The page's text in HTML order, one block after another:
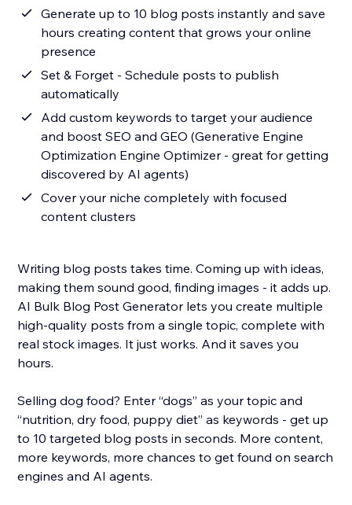
Generate up to 10 blog posts instantly and save
hours creating content that grows your online
presence
Set & Forget - Schedule posts to publish
automatically
Add custom keywords to target your audience
and boost SEO and GEO (Generative Engine
Optimization Engine Optimizer - great for getting
discovered by AI agents)
Cover your niche completely with focused
content clusters
Writing blog posts takes time. Coming up with ideas,
making them sound good, finding images - it adds up.
AI Bulk Blog Post Generator lets you create multiple
high-quality posts from a single topic, complete with
real stock images. It just works. And it saves you
hours.
Selling dog food? Enter “dogs” as your topic and
“nutrition, dry food, puppy diet” as keywords - get up
to 10 targeted blog posts in seconds. More content,
more keywords, more chances to get found on search
engines and AI agents.